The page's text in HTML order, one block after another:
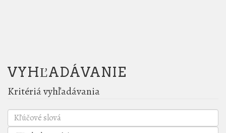
VYHĽADÁVANIE
Kritériá vyhľadávania